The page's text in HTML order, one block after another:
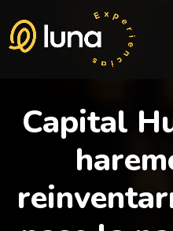
Capital